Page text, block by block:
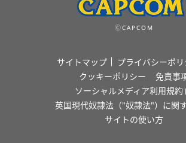
ⒸCAPCOM
サイトマップ
プライバシーポリ
クッキーポリシー
免責事
ソーシャルメディア利用規約
英国現代奴隷法（"奴隷法"）に関
サイトの使い方